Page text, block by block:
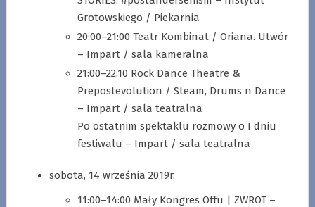
Grotowskiego / Piekarnia
20:00–21:00 Teatr Kombinat / Oriana. Utwór
– Impart / sala kameralna
21:00–22:10 Rock Dance Theatre &
Prepostevolution / Steam, Drums n Dance
– Impart / sala teatralna
Po ostatnim spektaklu rozmowy o I dniu
festiwalu – Impart / sala teatralna
sobota, 14 września 2019r.
11:00–14:00 Mały Kongres Offu | ZWROT –